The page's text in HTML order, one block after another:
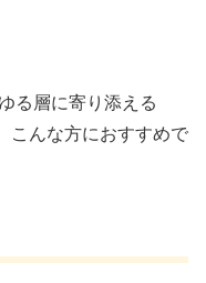
る層に寄り添える
こんな方におすすめで